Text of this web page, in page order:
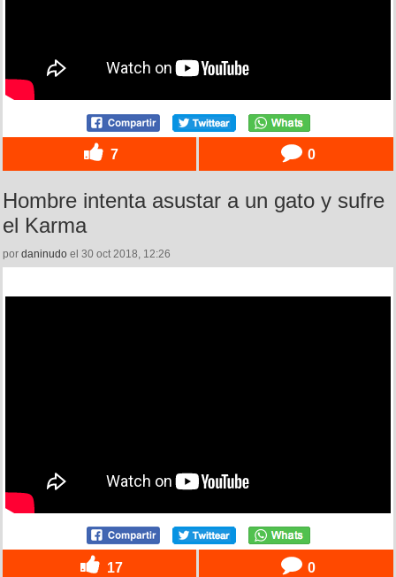
7 0
Hombre intenta asustar a un gato y sufre
el Karma
por daninudo el 30 oct 2018, 12:26
17 0